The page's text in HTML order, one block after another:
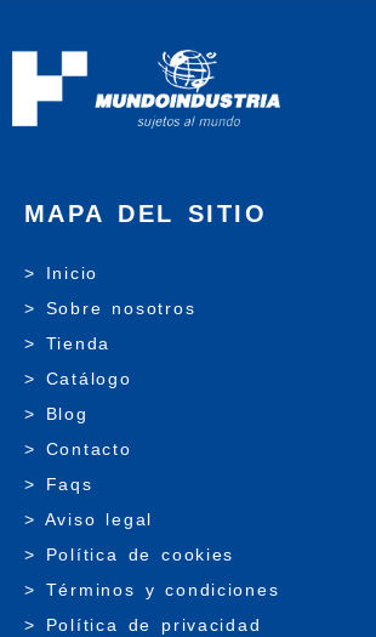
MAPA DEL SITIO
> Inicio
> Sobre nosotros
> Tienda
> Catálogo
> Blog
> Contacto
> Faqs
> Aviso legal
> Política de cookies
> Términos y condiciones
> Política de privacidad